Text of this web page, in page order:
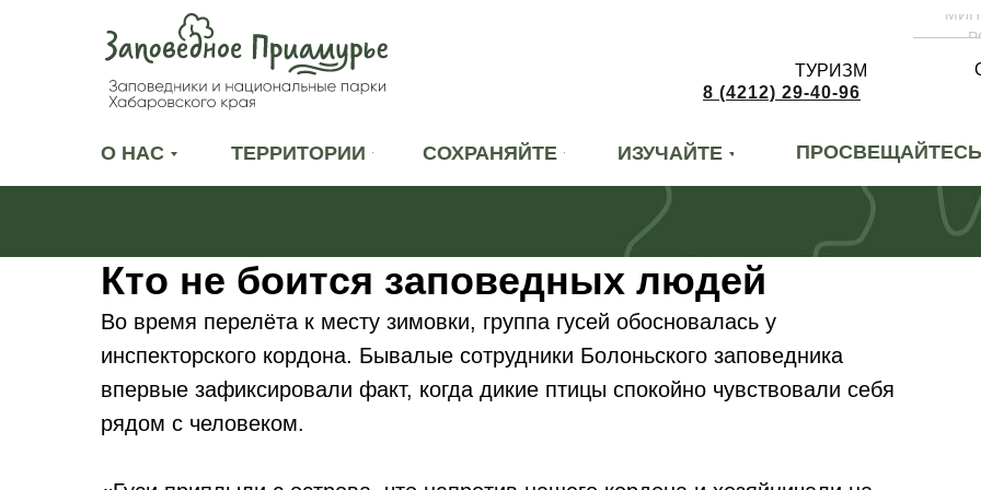
8 (4212) 29-40-96
ТУРИЗМ
О НАС ТЕРРИТОРИИ СОХРАНЯЙТЕ ИЗУЧАЙТЕ ПРОСВЕЩАЙТЕСЬ
Кто не боится заповедных людей
Во время перелёта к месту зимовки, группа гусей обосновалась у
инспекторского кордона. Бывалые сотрудники Болоньского заповедника
впервые зафиксировали факт, когда дикие птицы спокойно чувствовали себя
рядом с человеком.